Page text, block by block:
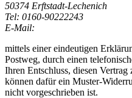
50374 Erftstadt-Lechenich
Tel: 0160-90222243
E-Mail:
mittels einer eindeutigen
Postweg, durch einen
Ihren Entschluss, diesen
können dafür ein Muster-
nicht vorgeschrieben ist.